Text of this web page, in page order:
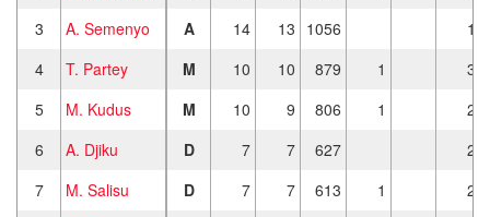
3
A. Semenyo A 14 13 1056
1
4
T. Partey M 10 10 879 1
3
5
M. Kudus M 10 9 806 1
2
6
A. Djiku D 7 7 627
2
7
M. Salisu D 7 7 613 1
2